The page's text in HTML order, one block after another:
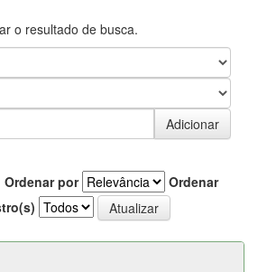
o resultado de busca.
Ordenar por
Ordenar